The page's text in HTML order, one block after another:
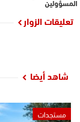
تعليقات الزوار
شاهد أيضا
مستجدات